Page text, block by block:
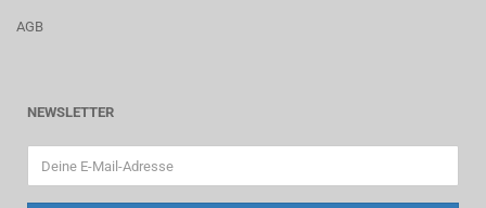
AGB
NEWSLETTER